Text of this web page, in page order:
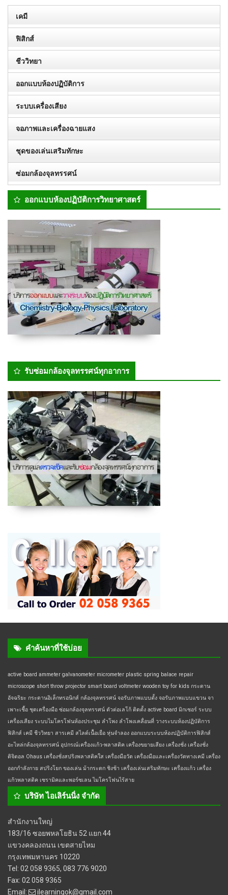
เคมี
ฟิสิกส์
ชีววิทยา
ออกแบบห้องปฏิบัติการ
ระบบเครื่องเสียง
จอภาพและเครื่องฉายแสง
ชุดของเล่นเสริมทักษะ
ซ่อมกล้องจุลทรรศน์
ออกแบบห้องปฏิบัติการวิทยาศาสตร์
รับซ่อมกล้องจุลทรรศน์ทุกอาการ
คำค้นหาที่ใช้บ่อย
active board ammeter galvanometer micrometer plastic spring balace repair
microscope short throw projector smart board voltmeter wooden toy for kids กระดาน
อัจฉริยะ กระดานอิเล็กทรอนิกส์ กล้องจุลทรรศน์ จอรับภาพแบบตั้ง จอรับภาพแบบแขวน จา
เพาะเชื้อ ชุดเครื่องมือ ซ่อมกล้องจุลทรรศน์ ตัวต่อเลโก้ ติดตั้ง active board มิกเซอร์ ระบบ
เครื่องเสียง ระบบไมโครโฟนห้องประชุม ลำโพง ลำโพงเคลื่อนที่ วางระบบห้องปฏิบัติการ
ฟิสิกส์ เคมี ชีววิทยา สารเคมี สไลด์เนื้อเยื่อ หุ่นจำลอง ออกแบบระบบห้องปฏิบัติการฟิสิกส์
อะไหล่กล้องจุลทรรศน์ อุปกรณ์เครื่องแก้ว-พลาสติค เครื่องขยายเสียง เครื่องชั่ง เครื่องชั่ง
ดิจิตอล Ohaus เครื่องชั่งสปริงพลาสติคใส เครื่องมือวัด เครื่องมือและเครื่องวัดทางเคมี เครื่อง
ออกกำลังกาย สปริงโยก ของเล่น ม้ากระดก ชิงช้า เครื่องเล่นเสริมทักษะ เครื่องแก้ว เครื่อง
แก้วพลาสติค เซรามิคและพอร์ซเลน ไมโครโฟนไร้สาย
บริษัท ไอเลิร์นนิ่ง จำกัด
สำนักงานใหญ่
183/16 ซอยพหลโยธิน 52 แยก 44
แขวงคลองถนน เขตสายไหม
กรุงเทพมหานคร 10220
Tel: 02 058 9365, 083 776 9020
Fax: 02 058 9365
Email:
ilearningok@gmail.com